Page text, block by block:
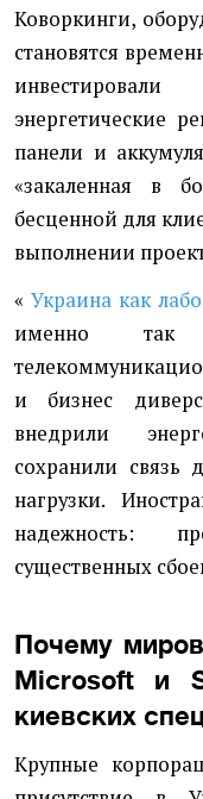
Коворкинги,
становятся
энергетические
панели и
«закаленная в
бесценной для
выполнении
« Украина как
именно так
и бизнес
внедрили
сохранили связь
нагрузки.
надежность:
существенных
Почему
Microsoft и
киевских
Крупные